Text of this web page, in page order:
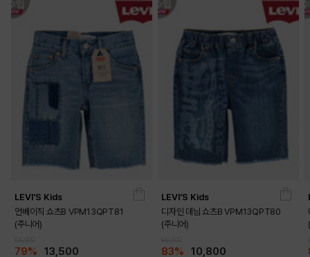
LEVI'S Kids
언베이직 쇼츠B VPM13QPT81
(주니어)
79% 13,500
LEVI'S Kids
디자인 데님 쇼츠B VPM13QPT80
(주니어)
83% 10,800